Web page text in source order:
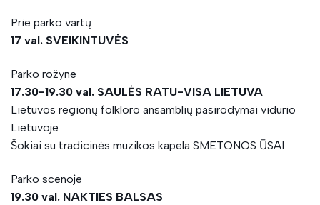
Prie parko vartų
17 val. SVEIKINTUVĖS
Parko rožyne
17.30-19.30 val. SAULĖS RATU-VISA LIETUVA
Lietuvos regionų folkloro ansamblių pasirodymai vidurio
Lietuvoje
Šokiai su tradicinės muzikos kapela SMETONOS ŪSAI
Parko scenoje
19.30 val. NAKTIES BALSAS